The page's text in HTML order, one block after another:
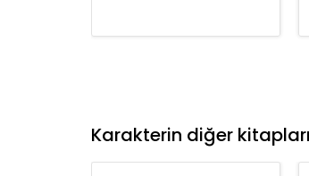
Karakterin diğer kitapları